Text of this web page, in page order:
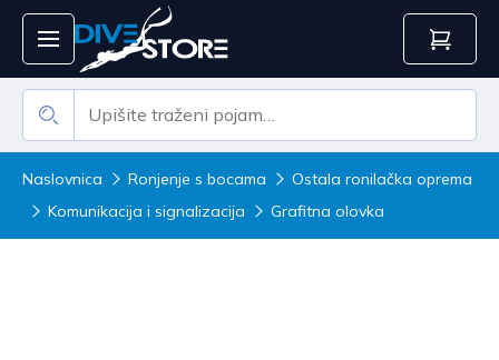
Naslovnica Ronjenje s bocama
Ostala ronilačka oprema
Komunikacija i signalizacija
Grafitna olovka